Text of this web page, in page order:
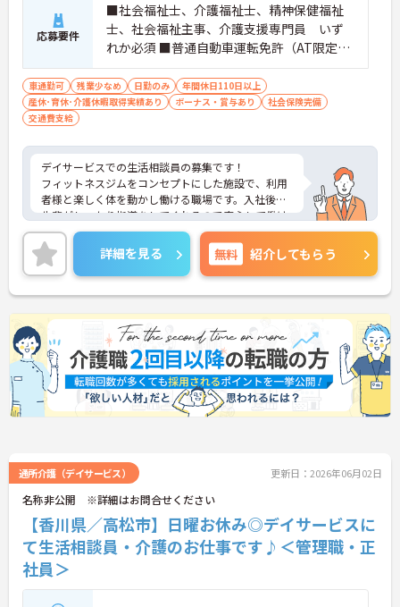
応募要件
■社会福祉士、介護福祉士、精神保健福祉
士、社会福祉主事、介護支援専門員 いず
れか必須 ■普通自動車運転免許（AT限定
可）必須
車通勤可 残業少なめ 日勤のみ
年間休日110日以上
産休･育休･介護休暇取得実績あり
ボーナス・賞与あり
社会保険完備
交通費支給
デイサービスでの生活相談員の募集です！
フィットネスジムをコンセプトにした施設で、利用
者様と楽しく体を動かし働ける職場です。入社後は
先輩がしっかり指導をしてくれるので安心して働け
ます！企業で多数展開しているドラッグストアにて
使える、社員割引購入制度があるのも嬉しいポイン
トです♪
ご興味のある方は面接ポイントをお伝えしますの
で、お気軽にご連絡ください。
詳細を見る 無料 紹介してもらう
通所介護（デイサービス） 更新日：2026年06月02日
名称非公開 ※詳細はお問合せください
【香川県／高松市】日曜お休み◎デイサービスに
て生活相談員・介護のお仕事です♪＜管理職・正
社員＞